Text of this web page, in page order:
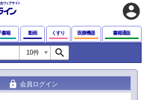
account_circle
書籍 動画 くすり 医療機器 書籍通販
search
lock 会員ログイン